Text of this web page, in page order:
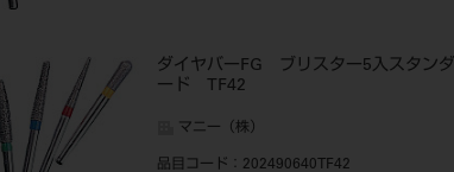
ダイヤバーFG ブリスター5入スタンダ
ード TF42
マニー（株）
品目コード ：202490640TF42